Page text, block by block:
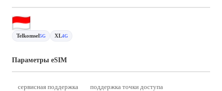
Telkomsel5G XL4G
Параметры eSIM
сервисная поддержка
поддержка точки доступа